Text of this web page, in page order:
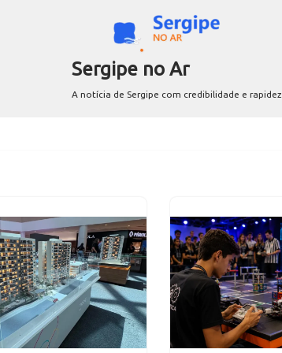
Sergipe no Ar
A notícia de Sergipe com credibilidade e rapidez